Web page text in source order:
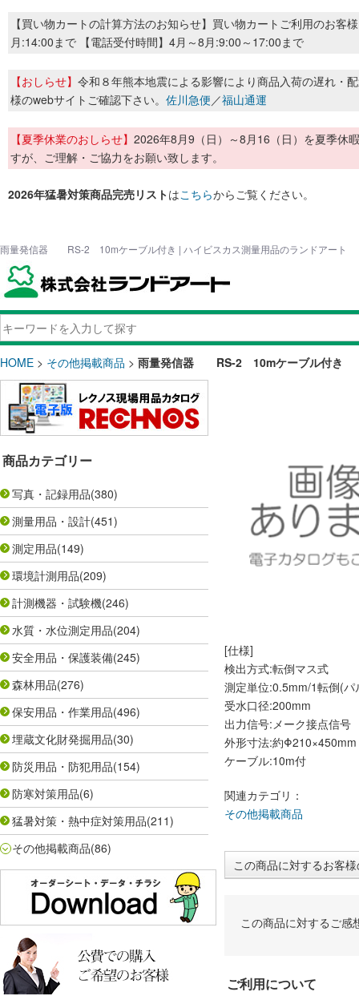
【買い物カートの計算方法のお知らせ】買い物カートご利用のお客
月:14:00まで 【電話受付時間】4月～8月:9:00～17:00まで
【おしらせ】 令和８年熊本地震による影響により商品入荷の遅れ・
様のwebサイトご確認下さい。 佐川急便／福山通運
【夏季休業のおしらせ】 2026年8月9（日）～8月16（日）を夏季休
すが、ご理解・ご協力をお願い致します。
2026年猛暑対策商品完売リストはこちらからご覧ください。
雨量発信器 RS-2 10mケーブル付き | ハイビスカス測量用品のランドアート
HOME > その他掲載商品 > 雨量発信器 RS-2 10mケーブル付き
商品カテゴリー
写真・記録用品(380)
測量用品・設計(451)
測定用品(149)
環境計測用品(209)
計測機器・試験機(246)
水質・水位測定用品(204)
安全用品・保護装備(245)
森林用品(276)
保安用品・作業用品(496)
埋蔵文化財発掘用品(30)
防災用品・防犯用品(154)
防寒対策用品(6)
猛暑対策・熱中症対策用品(211)
その他掲載商品(86)
[仕様]
検出方式:転倒マス式
測定単位:0.5mm/1転倒(パ
受水口径:200mm
出力信号:メーク接点信号
外形寸法:約Φ210×450mm
ケーブル:10m付
関連カテゴリ：
その他掲載商品
この商品に対するお客
この商品に対するご感
ご利用について